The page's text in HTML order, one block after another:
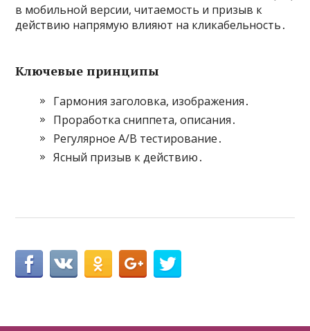
в мобильной версии, читаемость и призыв к
действию напрямую влияют на кликабельность․
Ключевые принципы
Гармония заголовка, изображения․
Проработка сниппета, описания․
Регулярное A/B тестирование․
Ясный призыв к действию․